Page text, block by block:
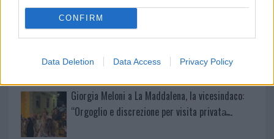
CONFIRM
Data Deletion Data Access Privacy Policy
va avanti: “Sicilia, ci sono”
mondo per una notte
Giorgia Meloni a La Maddalena, la vicesindaco:
“Orgoglio e discrezione per visita privata̶…